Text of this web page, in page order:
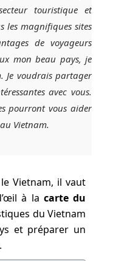
touristique et
les magnifiques sites
de voyageurs
mon beau pays, je
Je voudrais partager
avec vous.
pourront vous aider
Vietnam.
Vietnam, il vaut
à la carte du
du Vietnam
et préparer un